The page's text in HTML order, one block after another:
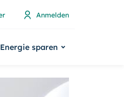
Anmelden
Energie sparen